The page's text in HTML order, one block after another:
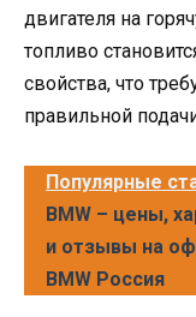
двигателя на
топливо
свойства, что
правильной
Популярные
BMW – цены,
и отзывы на
BMW Россия